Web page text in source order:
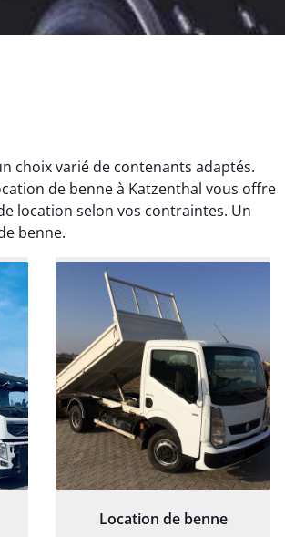
choix varié de contenants adaptés.
de benne à Katzenthal vous offre
location selon vos contraintes. Un
benne.
Location de benne
Elisa Barreau
6 avril 2025
Parfait pour évacuer les
gravats de mon chantier.
Service rapide et efficace. Je
recommande sans
hésitation.